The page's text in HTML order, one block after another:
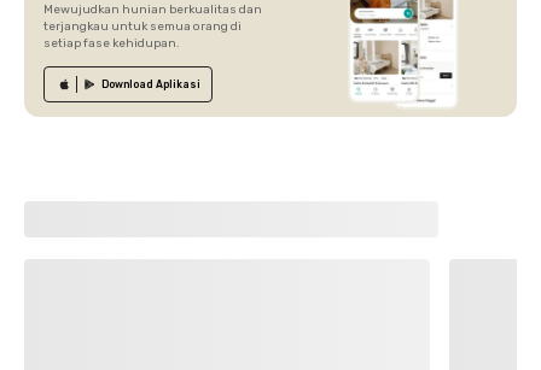
Mewujudkan hunian berkualitas dan
terjangkau untuk semua orang di
setiap fase kehidupan.
Download Aplikasi